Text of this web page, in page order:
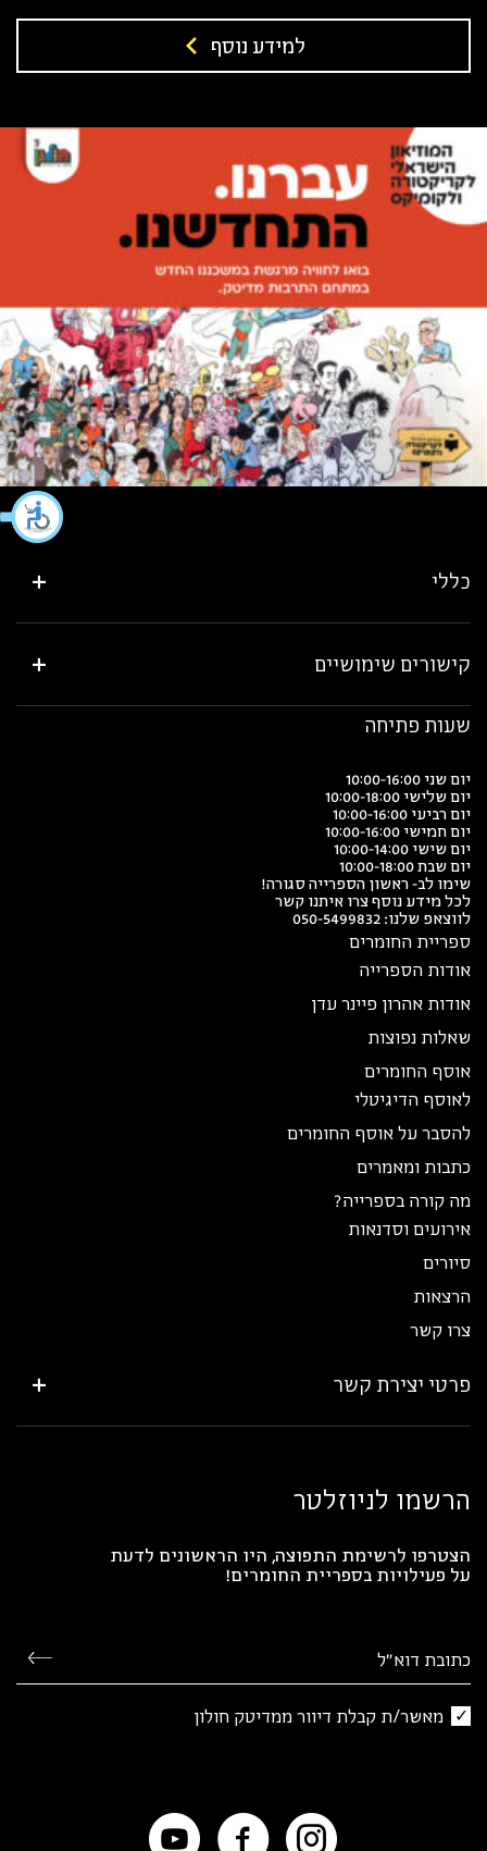
למידע נוסף
כללי
קישורים שימושיים
שעות פתיחה
יום שני 10:00-16:00
יום שלישי 10:00-18:00
יום רביעי 10:00-16:00
יום חמישי 10:00-16:00
יום שישי 10:00-14:00
יום שבת 10:00-18:00
שימו לב- ראשון הספרייה סגורה!
לכל מידע נוסף צרו איתנו קשר
לווצאפ שלנו: 050-5499832
ספריית החומרים
אודות הספרייה
אודות אהרון פיינר עדן
שאלות נפוצות
אוסף החומרים
לאוסף הדיגיטלי
להסבר על אוסף החומרים
כתבות ומאמרים
מה קורה בספרייה?
אירועים וסדנאות
סיורים
הרצאות
צרו קשר
פרטי יצירת קשר
הרשמו לניוזלטר
הצטרפו לרשימת התפוצה, היו הראשונים לדעת
על פעילויות בספריית החומרים!
מאשר/ת קבלת דיוור ממדיטק חולון